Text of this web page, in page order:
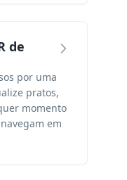
de
por uma
pratos,
momento
em